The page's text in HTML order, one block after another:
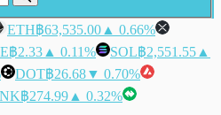
ETH฿63,535.00 ▲ 0.66%
฿2.33 ▲ 0.11% SOL฿2,551.55 ▲
DOT฿26.68▼ 0.70%
฿274.99 ▲ 0.32%